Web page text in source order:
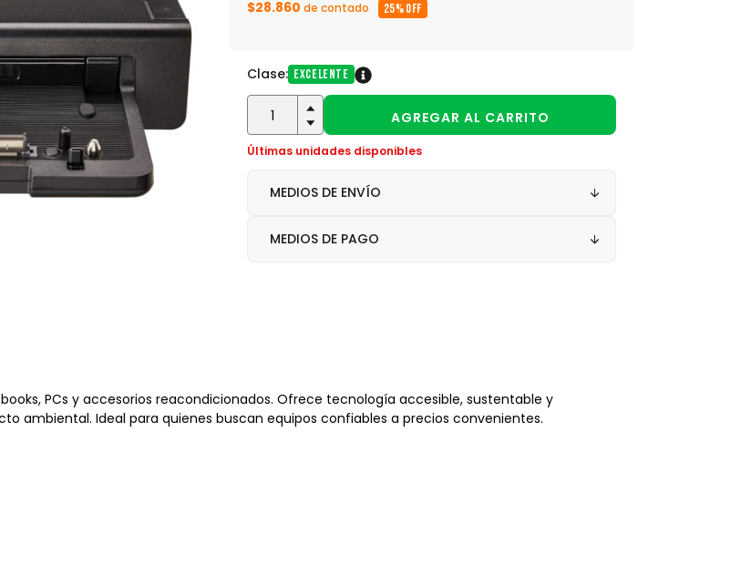
$28.860 de contado 25% OFF
Clase: Excelente
Últimas unidades disponibles
MEDIOS DE ENVÍO
MEDIOS DE PAGO
PCs y accesorios reacondicionados. Ofrece tecnología accesible, sustentable y
ambiental. Ideal para quienes buscan equipos confiables a precios convenientes.